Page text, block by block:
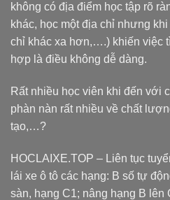
không có địa điểm học tập rõ
khác, học một địa chỉ nhưng
chỉ khác xa hơn,….) khiến việc
hợp là điều không dễ dàng.
Rất nhiều học viên khi đến với
phàn nàn rất nhiều về chất
tạo,…?
HOCLAIXE.TOP – Liên tục
lái xe ô tô các hạng: B số tự
sàn, hạng C1; nâng hạng B